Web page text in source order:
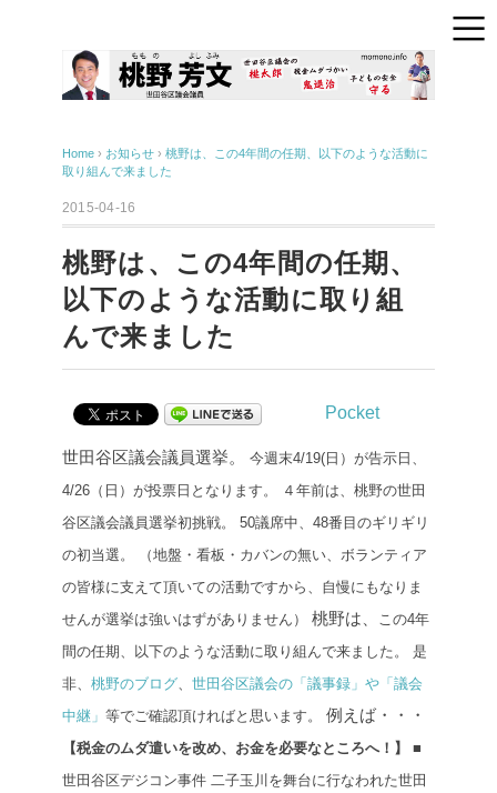
Home › お知らせ › 桃野は、この4年間の任期、以下のような活動に
取り組んで来ました
2015-04-16
桃野は、この4年間の任期、
以下のような活動に取り組
んで来ました
Pocket
世田谷区議会議員選挙。
今週末4/19(日）が告示日、
4/26（日）が投票日となります。
４年前は、桃野の世田
谷区議会議員選挙初挑戦。
50議席中、48番目のギリギリ
の初当選。
（地盤・看板・カバンの無い、ボランティア
の皆様に支えて頂いての活動ですから、自慢にもなりま
せんが選挙は強いはずがありません）
桃野は、
この4年
間の任期、以下のような活動に取り組んで来ました。
是
非、 桃野のブログ、 世田谷区議会の「議事録」や「議会
中継」 等でご確認頂ければと思います。 例えば・・・
【税金のムダ遣いを改め、お金を必要なところへ！】
■
世田谷区デジコン事件 二子玉川を舞台に行なわれた世田